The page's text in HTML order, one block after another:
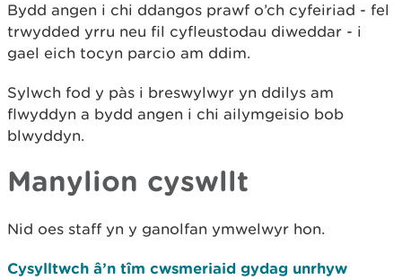
Bydd angen i chi ddangos prawf o’ch cyfeiriad - fel
trwydded yrru neu fil cyfleustodau diweddar - i
gael eich tocyn parcio am ddim.
Sylwch fod y pàs i breswylwyr yn ddilys am
flwyddyn a bydd angen i chi ailymgeisio bob
blwyddyn.​
Manylion cyswllt
Nid oes staff yn y ganolfan ymwelwyr hon.
Cysylltwch â’n tîm cwsmeriaid gydag unrhyw